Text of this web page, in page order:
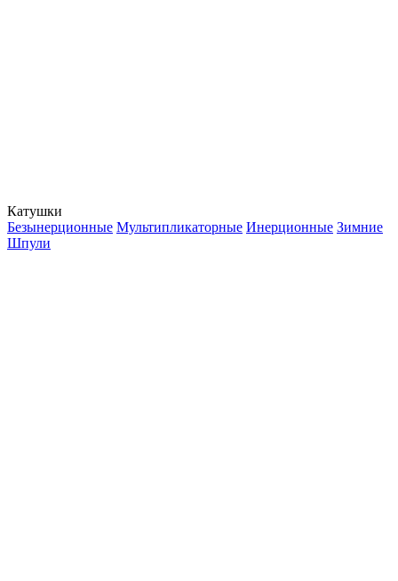
Катушки
Безынерционные Мультипликаторные Инерционные Зимние
Шпули